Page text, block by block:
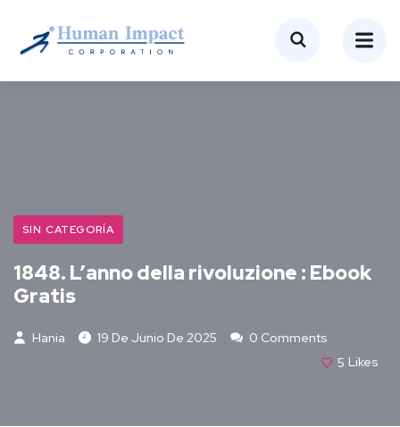
SIN CATEGORÍA
1848. L’anno della rivoluzione : Ebook
Gratis
Hania 19 De Junio De 2025
0 Comments
5 Likes